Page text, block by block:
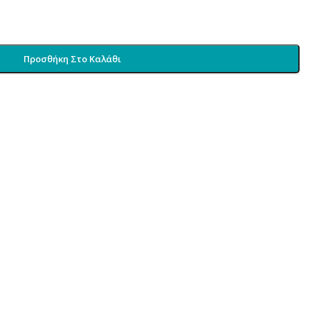
Προσθήκη Στο Καλάθι